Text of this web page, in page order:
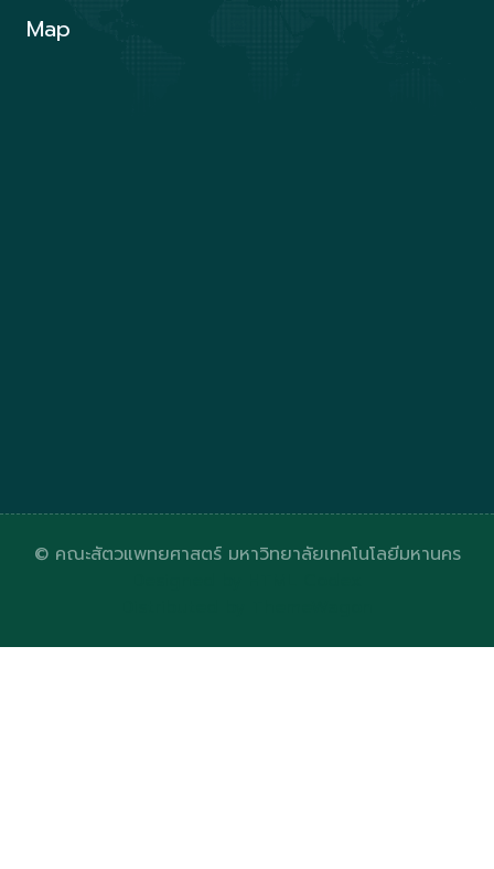
Map
© คณะสัตวแพทยศาสตร์ มหาวิทยาลัยเทคโนโลยีมหานคร